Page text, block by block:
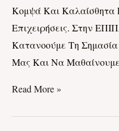
Κομψά Και Καλαίσθητα
Επιχειρήσεις. Στην
Κατανοούμε Τη
Μας Και Να
Read More »